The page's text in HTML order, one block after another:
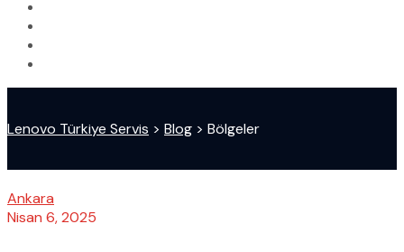
Lenovo Türkiye Servis > Blog > Bölgeler
Ankara
Nisan 6, 2025